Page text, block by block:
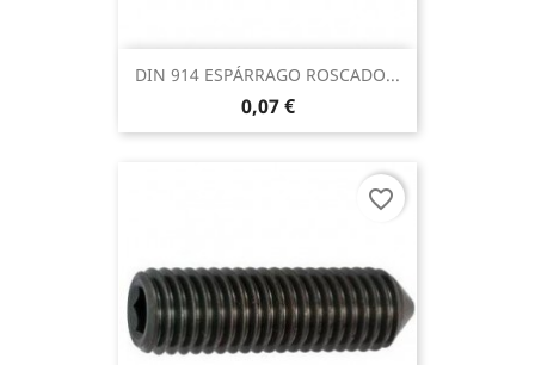
DIN 914 ESPÁRRAGO ROSCADO...
0,07 €
favorite_border